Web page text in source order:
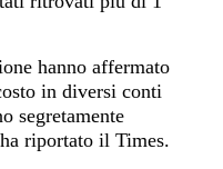
hanno affermato
in diversi conti
segretamente
riportato il Times.